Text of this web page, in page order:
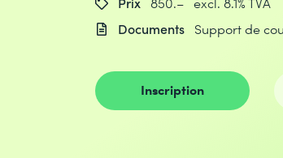
Documents
Support de
Inscription